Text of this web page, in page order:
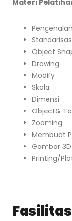
Materi
Object
Drawing
Modify
Skala
Dimensi
Object&
Zooming
Membuat
Gambar 3D
Printing/